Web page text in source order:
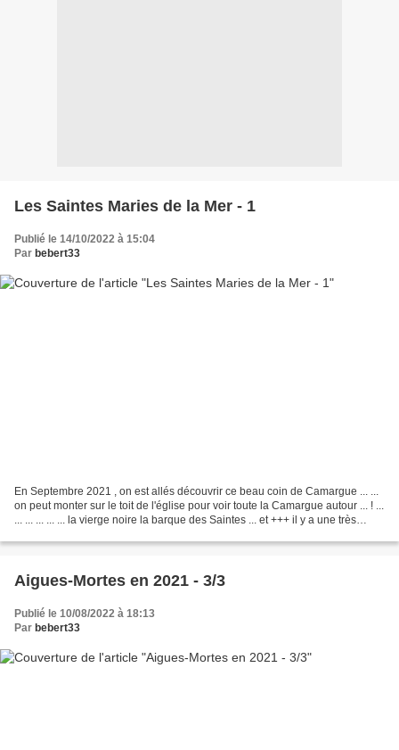
Les Saintes Maries de la Mer - 1
Publié le 14/10/2022 à 15:04
Par bebert33
En Septembre 2021 , on est allés découvrir ce beau coin de Camargue ... ...
on peut monter sur le toit de l'église pour voir toute la Camargue autour ... ! ...
... ... ... ... ... la vierge noire la barque des Saintes ... et +++ il y a une très
Aigues-Mortes en 2021 - 3/3
Publié le 10/08/2022 à 18:13
Par bebert33